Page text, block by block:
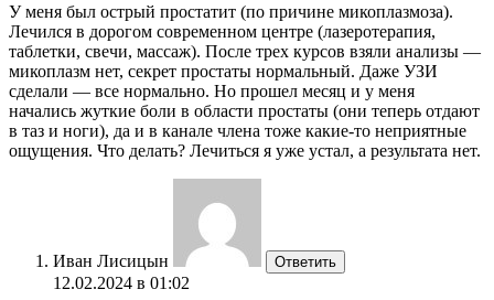
У меня был острый простатит (по причине микоплазмоза).
Лечился в дорогом современном центре (лазеротерапия,
таблетки, свечи, массаж). После трех курсов взяли анализы —
микоплазм нет, секрет простаты нормальный. Даже УЗИ
сделали — все нормально. Но прошел месяц и у меня
начались жуткие боли в области простаты (они теперь отдают
в таз и ноги), да и в канале члена тоже какие-то неприятные
ощущения. Что делать? Лечиться я уже устал, а результата нет.
Иван Лисицын Ответить
12.02.2024 в 01:02